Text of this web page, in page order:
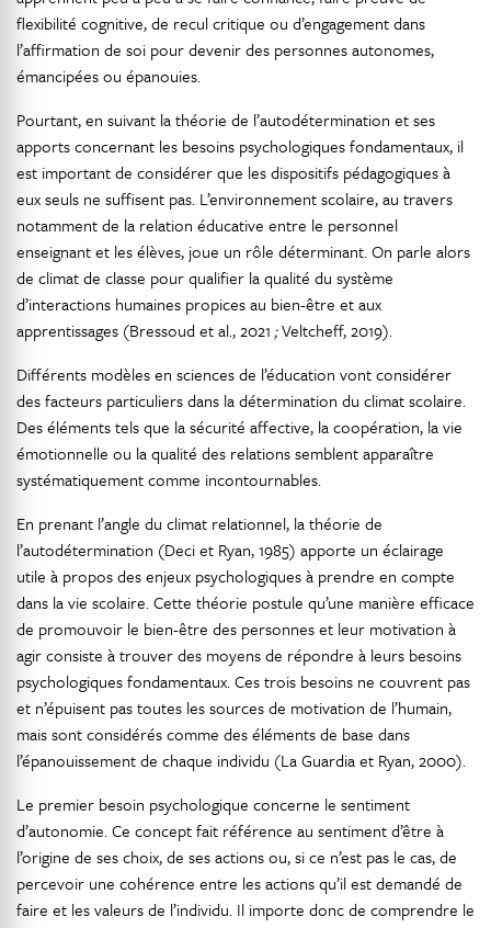
flexibilité cognitive, de recul critique ou d’engagement dans
l’affirmation de soi pour devenir des personnes autonomes,
émancipées ou épanouies.
Pourtant, en suivant la théorie de l’autodétermination et ses
apports concernant les besoins psychologiques fondamentaux, il
est important de considérer que les dispositifs pédagogiques à
eux seuls ne suffisent pas. L’environnement scolaire, au travers
notamment de la relation éducative entre le personnel
enseignant et les élèves, joue un rôle déterminant. On parle alors
de climat de classe pour qualifier la qualité du système
d’interactions humaines propices au bien-être et aux
apprentissages (Bressoud et al., 2021 ;Veltcheff, 2019).
Différents modèles en sciences de l’éducation vont considérer
des facteurs particuliers dans la détermination du climat scolaire.
Des éléments tels que la sécurité affective, la coopération, la vie
émotionnelle ou la qualité des relations semblent apparaître
systématiquement comme incontournables.
En prenant l’angle du climat relationnel, la théorie de
l’autodétermination (Deci et Ryan, 1985) apporte un éclairage
utile à propos des enjeux psychologiques à prendre en compte
dans la vie scolaire. Cette théorie postule qu’une manière efficace
de promouvoir le bien-être des personnes et leur motivation à
agir consiste à trouver des moyens de répondre à leurs besoins
psychologiques fondamentaux. Ces trois besoins ne couvrent pas
et n’épuisent pas toutes les sources de motivation de l’humain,
mais sont considérés comme des éléments de base dans
l’épanouissement de chaque individu (La Guardia et Ryan, 2000).
Le premier besoin psychologique concerne le sentiment
d’autonomie. Ce concept fait référence au sentiment d’être à
l’origine de ses choix, de ses actions ou, si ce n’est pas le cas, de
percevoir une cohérence entre les actions qu’il est demandé de
faire et les valeurs de l’individu. Il importe donc de comprendre le